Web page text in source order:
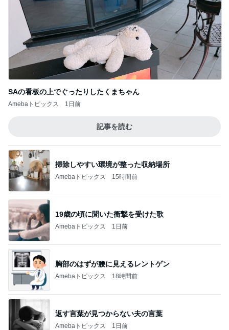
SAの看板の上でぐったりしたくまちゃん
Amebaトピックス 1日前
記事を読む
掃除しやすい環境が整った収納場所
Amebaトピックス 15時間前
19歳の頃に聞いた衝撃を受けた歌
Amebaトピックス 1日前
胸部のはずが腰に見えるレントゲン
Amebaトピックス 18時間前
返す言葉が見つからない夫の言葉
Amebaトピックス 1日前